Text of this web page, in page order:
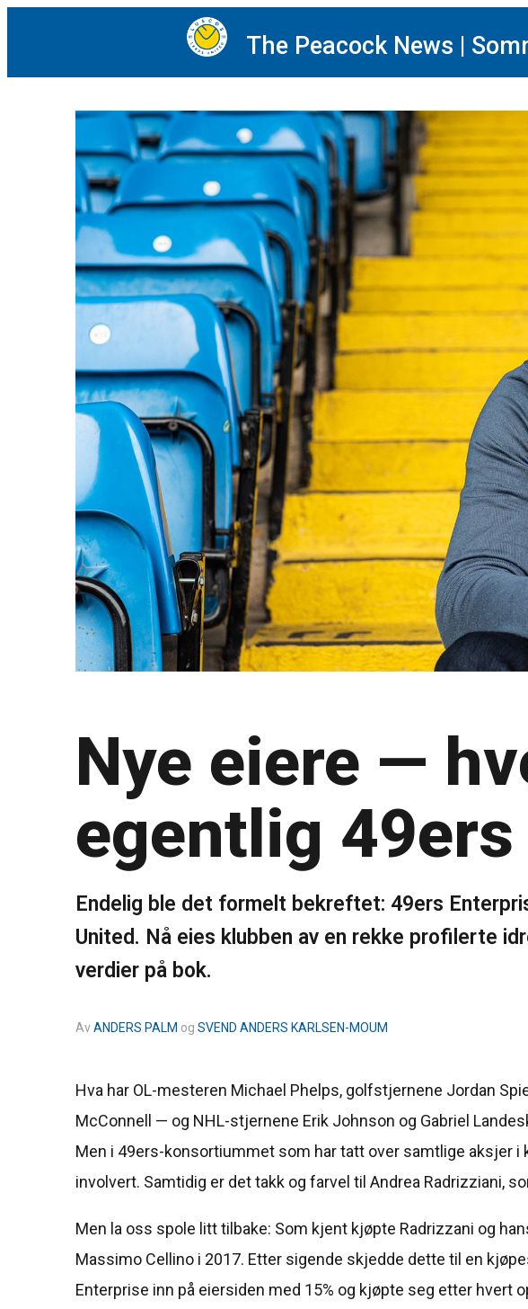
The Peacock News |
Nye eiere —
egentlig
Endelig ble det formelt bekreftet: 49ers
United. Nå eies klubben av en rekke profilerte
verdier på bok.
AvANDERS PALM og SVEND ANDERS KARLSEN-MOUM
Hva har OL-mesteren Michael Phelps, golfstjernene Jordan
McConnell — og NHL-stjernene Erik Johnson og Gabriel
Men i 49ers-konsortiummet som har tatt over samtlige aksjer
involvert. Samtidig er det takk og farvel til Andrea Radrizziani,
Men la oss spole litt tilbake: Som kjent kjøpte Radrizzani og
Massimo Cellino i 2017. Etter sigende skjedde dette til en
Enterprise inn på eiersiden med 15% og kjøpte seg etter hvert